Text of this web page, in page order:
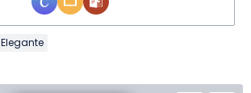
Elegante